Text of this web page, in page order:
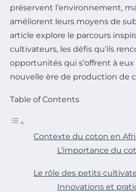
préservent l’environnement,
améliorent leurs moyens de
article explore le parcours
cultivateurs, les défis qu’ils
opportunités qui s’offrent à
nouvelle ère de production de
Table of Contents
Contexte du coton en
L’importance du
Le rôle des petits
Innovations et